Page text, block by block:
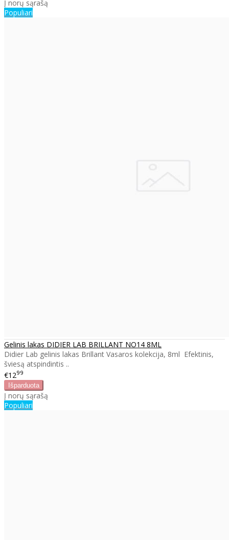
Į norų sąrašą
Populiari
Gelinis lakas DIDIER LAB BRILLANT NO14 8ML
Didier Lab gelinis lakas Brillant Vasaros kolekcija, 8ml Efektinis,
šviesą atspindintis ..
€1299
Į norų sąrašą
Populiari